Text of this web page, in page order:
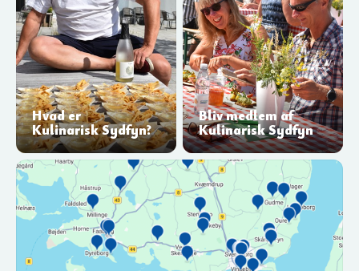
Hvad er
Kulinarisk Sydfyn?
Bliv medlem af
Kulinarisk Sydfyn